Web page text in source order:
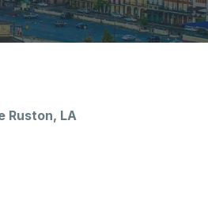
Ruston, LA